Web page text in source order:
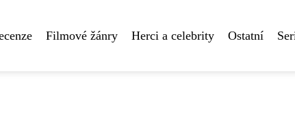
Filmové žánry Herci a celebrity Ostatní